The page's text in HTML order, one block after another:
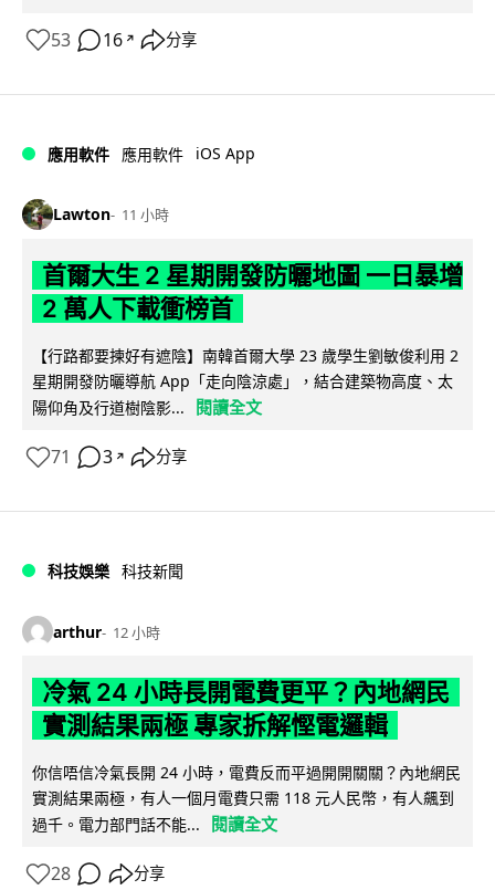
53 16 ↗ 分享
應用軟件 應用軟件 iOS App
Lawton 11 小時
首爾大生 2 星期開發防曬地圖 一日暴增
2 萬人下載衝榜首
【行路都要揀好有遮陰】南韓首爾大學 23 歲學生劉敏俊利用 2
星期開發防曬導航 App「走向陰涼處」，結合建築物高度、太
陽仰角及行道樹陰影...
閱讀全文
71 3 ↗ 分享
科技娛樂 科技新聞
arthur 12 小時
冷氣 24 小時長開電費更平？內地網民
實測結果兩極 專家拆解慳電邏輯
你信唔信冷氣長開 24 小時，電費反而平過開開關關？內地網民
實測結果兩極，有人一個月電費只需 118 元人民幣，有人飆到
過千。電力部門話不能...
閱讀全文
28 分享